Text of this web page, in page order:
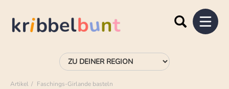
Artikel Faschings-Girlande basteln